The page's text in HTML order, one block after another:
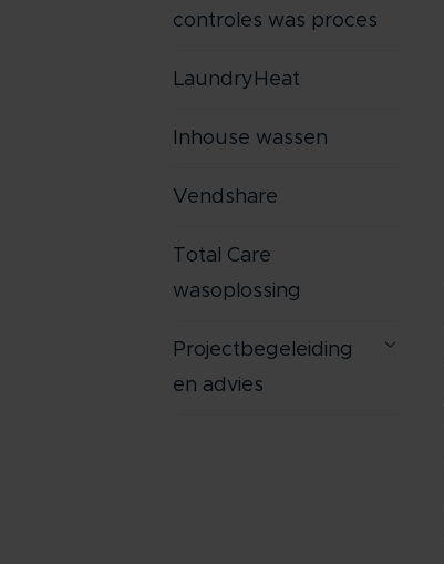
controles was proces
LaundryHeat
Inhouse wassen
Vendshare
Total Care
wasoplossing
Projectbegeleiding
en advies